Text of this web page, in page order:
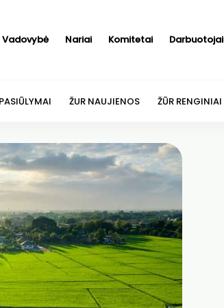
Vadovybė Nariai Komitetai Darbuotojai
ŽUR NAUJIENOS ŽŪR RENGINIAI